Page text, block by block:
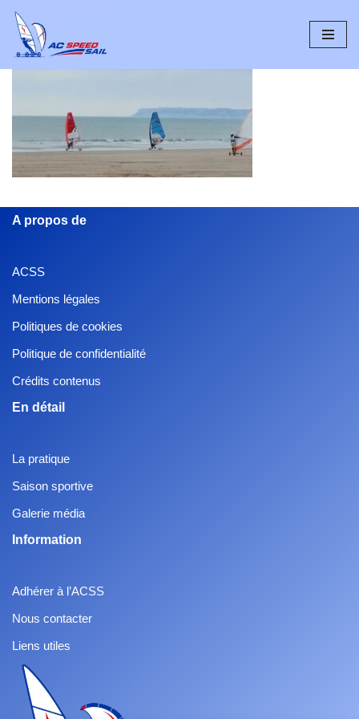
Aller
au
A propos de
ACSS
Mentions légales
Politiques de cookies
Politique de confidentialité
Crédits contenus
En détail
La pratique
Saison sportive
Galerie média
Information
Adhérer à l’ACSS
Nous contacter
Liens utiles